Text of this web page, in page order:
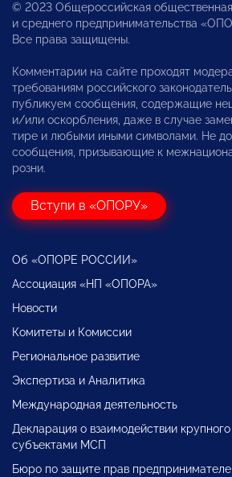
© 2023 Общероссийская общественная
и среднего предпринимательства
Все права защищены.
Комментарии на сайте проходят
требованиям российского
публикуем сообщения, содержащие
и/или оскорбления, даже в случае
тире и любыми иными символами. Не
сообщения, призывающие к
розни.
Вступи в «ОПОРУ»
Об «ОПОРЕ РОССИИ»
Ассоциация «НП «ОПОРА»
Новости
Комитеты и Комиссии
Региональное развитие
Экспертиза и Аналитика
Международная деятельность
Декларация о взаимодействии
субъектами МСП
Бюро по защите прав